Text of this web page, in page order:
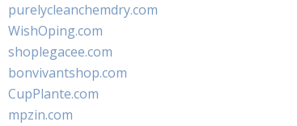
purelycleanchemdry.com
WishOping.com
shoplegacee.com
bonvivantshop.com
CupPlante.com
mpzin.com